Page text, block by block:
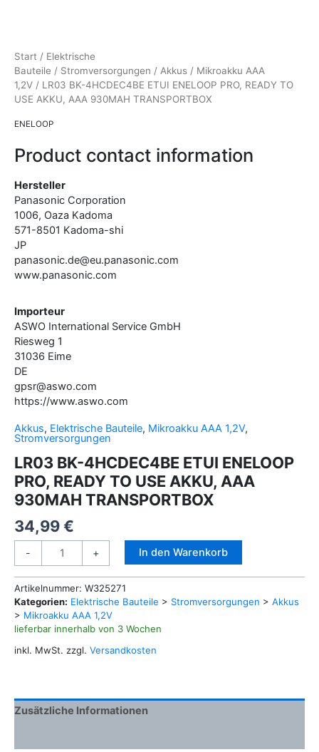
Start / Elektrische
Bauteile / Stromversorgungen / Akkus / Mikroakku AAA
1,2V / LR03 BK-4HCDEC4BE ETUI ENELOOP PRO, READY TO
USE AKKU, AAA 930MAH TRANSPORTBOX
ENELOOP
Product contact information
Hersteller
Panasonic Corporation
1006, Oaza Kadoma
571-8501 Kadoma-shi
JP
panasonic.de@eu.panasonic.com
www.panasonic.com
Importeur
ASWO International Service GmbH
Riesweg 1
31036 Eime
DE
gpsr@aswo.com
https://www.aswo.com
Akkus, Elektrische Bauteile, Mikroakku AAA 1,2V,
Stromversorgungen
LR03 BK-4HCDEC4BE ETUI ENELOOP
PRO, READY TO USE AKKU, AAA
930MAH TRANSPORTBOX
34,99€
-
4HCDEC4BE
ETUI
ENELOOP
PRO,
READY
TO
AAA
930MAH
+ In den Warenkorb
Artikelnummer: W325271
Kategorien: Elektrische Bauteile > Stromversorgungen > Akkus
> Mikroakku AAA 1,2V
lieferbar innerhalb von 3 Wochen
inkl. MwSt. zzgl. Versandkosten
Zusätzliche Informationen